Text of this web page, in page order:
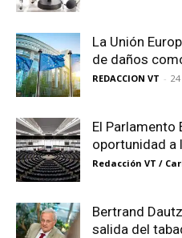
La Unión
de daños
REDACCION VT -
El Parlamento
oportunidad a
Redacción VT /
Bertrand
salida del